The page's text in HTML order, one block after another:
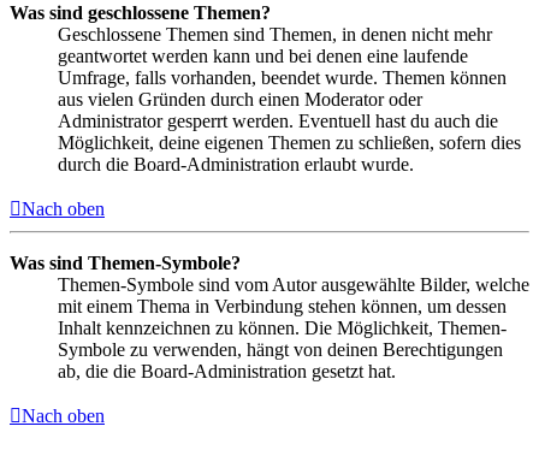
Was sind geschlossene Themen?
Geschlossene Themen sind Themen, in denen nicht mehr
geantwortet werden kann und bei denen eine laufende
Umfrage, falls vorhanden, beendet wurde. Themen können
aus vielen Gründen durch einen Moderator oder
Administrator gesperrt werden. Eventuell hast du auch die
Möglichkeit, deine eigenen Themen zu schließen, sofern dies
durch die Board-Administration erlaubt wurde.
Nach oben
Was sind Themen-Symbole?
Themen-Symbole sind vom Autor ausgewählte Bilder, welche
mit einem Thema in Verbindung stehen können, um dessen
Inhalt kennzeichnen zu können. Die Möglichkeit, Themen-
Symbole zu verwenden, hängt von deinen Berechtigungen
ab, die die Board-Administration gesetzt hat.
Nach oben